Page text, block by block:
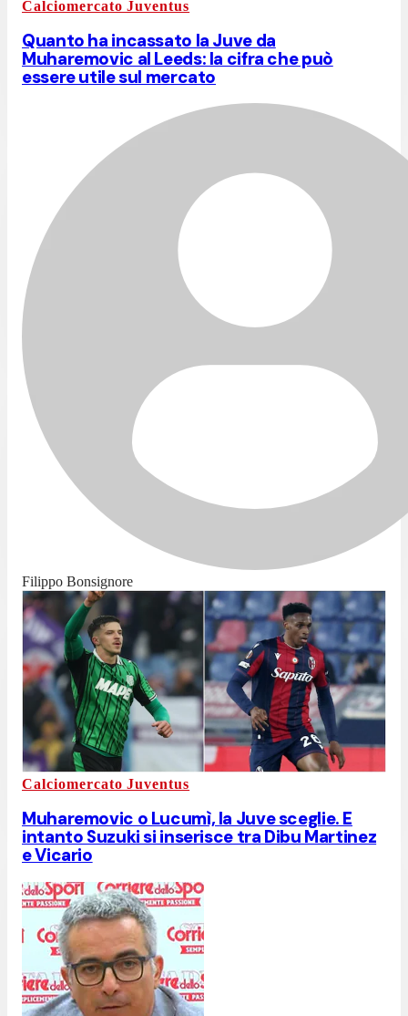
Calciomercato Juventus
Quanto ha incassato la Juve da
Muharemovic al Leeds: la cifra che può
essere utile sul mercato
Filippo Bonsignore
Calciomercato Juventus
Muharemovic o Lucumì, la Juve sceglie. E
intanto Suzuki si inserisce tra Dibu Martinez
e Vicario